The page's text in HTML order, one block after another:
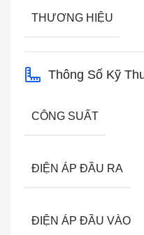
THƯƠNG HIỆU
Thông Số Kỹ
CÔNG SUẤT
ĐIỆN ÁP ĐẦU RA
ĐIỆN ÁP ĐẦU VÀO